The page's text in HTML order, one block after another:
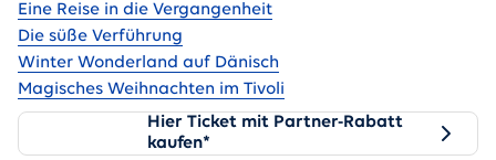
Eine Reise in die Vergangenheit
Die süße Verführung
Winter Wonderland auf Dänisch
Magisches Weihnachten im Tivoli
Mit dem Scandlines Ticket
Hier Ticket mit Partner-Rabatt
kaufen*
Mit dem Scandlines Ticket sparen Sie 15 % auf